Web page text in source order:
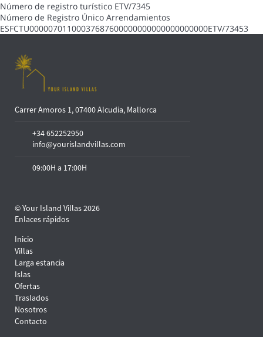
Número de registro turístico ETV/7345
Número de Registro Único Arrendamientos
ESFCTU00000701100037687600000000000000000000ETV/73453
Carrer Amoros 1, 07400 Alcudia, Mallorca
+34 652252950
info@yourislandvillas.com
09:00H a 17:00H
© Your Island Villas 2026
Enlaces rápidos
Inicio
Villas
Larga estancia
Islas
Ofertas
Traslados
Nosotros
Contacto